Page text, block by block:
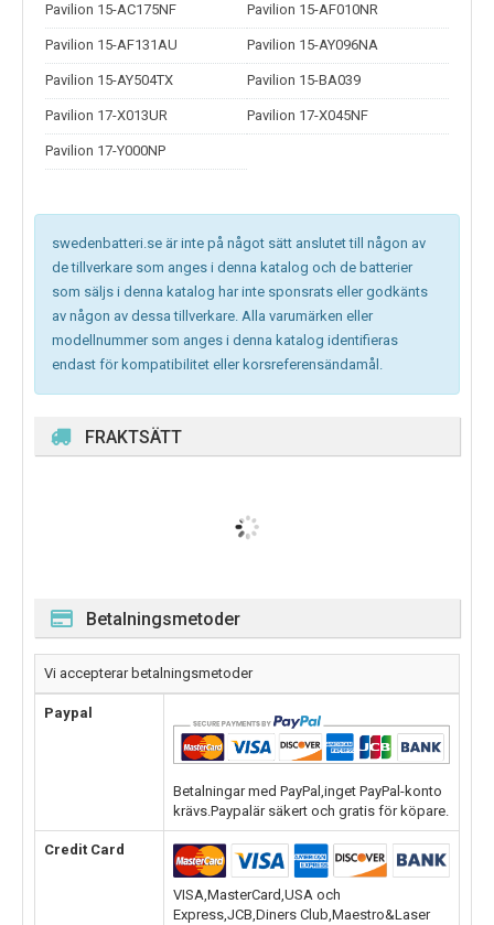
Pavilion 15-AC175NF Pavilion 15-AF010NR
Pavilion 15-AF131AU Pavilion 15-AY096NA
Pavilion 15-AY504TX Pavilion 15-BA039
Pavilion 17-X013UR Pavilion 17-X045NF
Pavilion 17-Y000NP
swedenbatteri.se är inte på något sätt anslutet till någon av
de tillverkare som anges i denna katalog och de batterier
som säljs i denna katalog har inte sponsrats eller godkänts
av någon av dessa tillverkare. Alla varumärken eller
modellnummer som anges i denna katalog identifieras
endast för kompatibilitet eller korsreferensändamål.
FRAKTSÄTT
Betalningsmetoder
Vi accepterar betalningsmetoder
Paypal
Betalningar med PayPal,inget PayPal-konto
krävs.Paypalär säkert och gratis för köpare.
Credit Card
VISA,MasterCard,USA och
Express,JCB,Diners Club,Maestro&Laser